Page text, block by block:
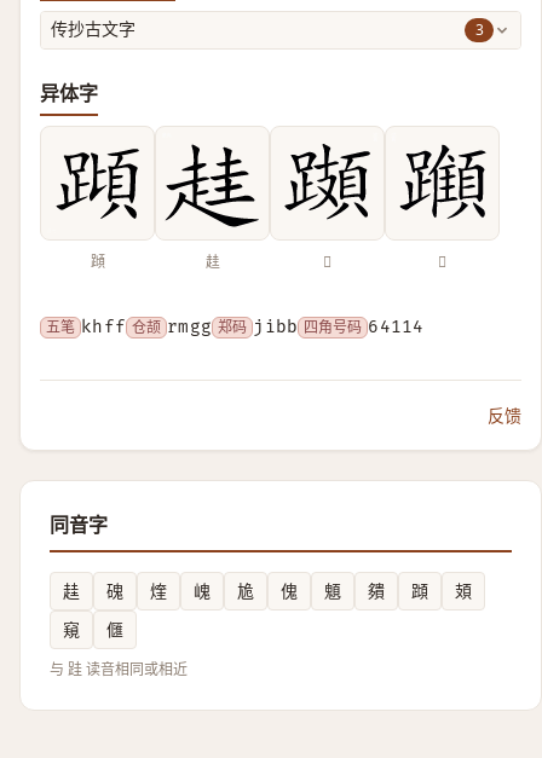
传抄古文字 3
异体字
蹞 䞨 𨆆 𨇪
五笔 khff 仓颉 rmgg 郑码 jibb 四角号码 64114
反馈
同音字
䞨 磈 煃 㟴 尯 傀 䫥 㚍 蹞
頍
窺
㒑
与 跬 读音相同或相近